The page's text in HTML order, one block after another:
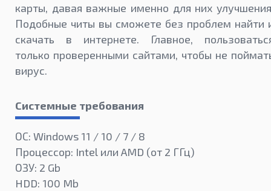
карты, давая важные именно для них
Подобные читы вы сможете без проблем найти
скачать в интернете. Главное,
только проверенными сайтами, чтобы не
вирус.
Системные требования
ОС: Windows 11 / 10 / 7 / 8
Процессор: Intel или AMD (от 2 ГГц)
ОЗУ: 2 Gb
HDD: 100 Mb